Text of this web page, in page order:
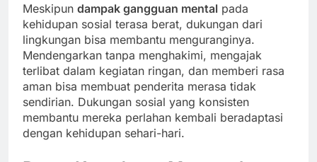
Meskipun dampak gangguan mental pada
kehidupan sosial terasa berat, dukungan dari
lingkungan bisa membantu menguranginya.
Mendengarkan tanpa menghakimi, mengajak
terlibat dalam kegiatan ringan, dan memberi rasa
aman bisa membuat penderita merasa tidak
sendirian. Dukungan sosial yang konsisten
membantu mereka perlahan kembali beradaptasi
dengan kehidupan sehari-hari.